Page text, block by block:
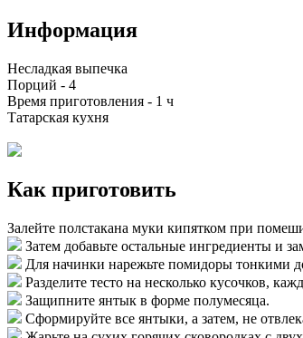
Информация
Несладкая выпечка
Порций - 4
Время приготовления - 1 ч
Татарская кухня
Как приготовить
Залейте полстакана муки кипятком при
Затем добавьте остальные ингредиенты и
Для начинки нарежьте помидоры тонкими
Разделите тесто на несколько кусочков,
Защипните янтык в форме полумесяца.
Сформируйте все янтыки, а затем, не